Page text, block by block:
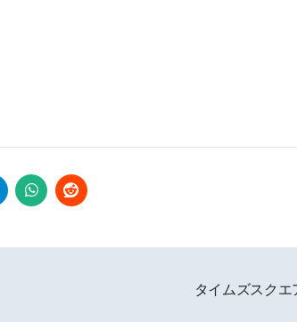
タイムズスクエ